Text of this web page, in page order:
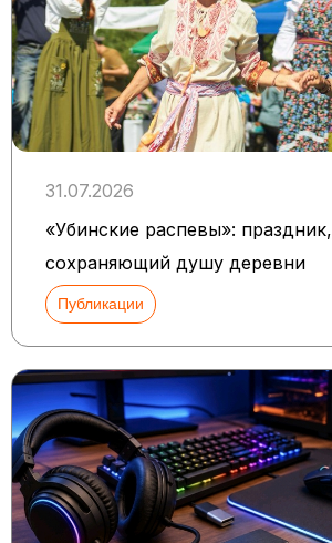
31.07.2026
«Убинские распевы»: праздник,
сохраняющий душу деревни
Публикации